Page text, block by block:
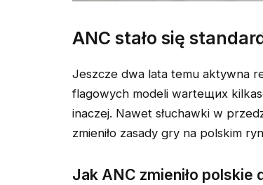
ANC stało się
Jeszcze dwa lata temu aktywna
flagowych modeli warteщих
inaczej. Nawet słuchawki w
zmieniło zasady gry na polskim
Jak ANC zmieniło polskie